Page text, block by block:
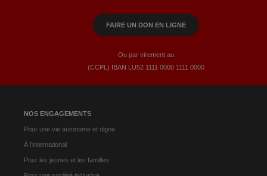
NOS ENGAGEMENTS
Pour une vie autonome et digne
À l’international
Pour les jeunes et les familles
FAIRE UN DON EN LIGNE
Ou par virement au
(CCPL) IBAN LU52​ 1111​ 0000​ 1111​ 0000